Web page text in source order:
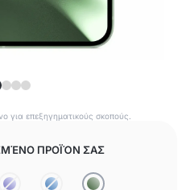
για επεξηγηματικούς σκοπούς.
ΠΡΟΪΌΝ ΣΑΣ